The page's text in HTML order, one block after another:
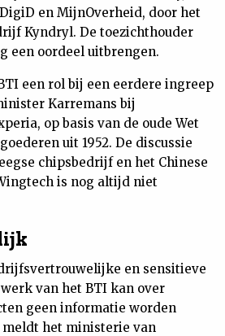
en MijnOverheid, door het
Kyndryl. De toezichthouder
een oordeel uitbrengen.
een rol bij een eerdere ingreep
Karremans bij
op basis van de oude Wet
uit 1952. De discussie
chipsbedrijf en het Chinese
is nog altijd niet
en sensitieve
van het BTI kan over
geen informatie worden
meldt het ministerie van